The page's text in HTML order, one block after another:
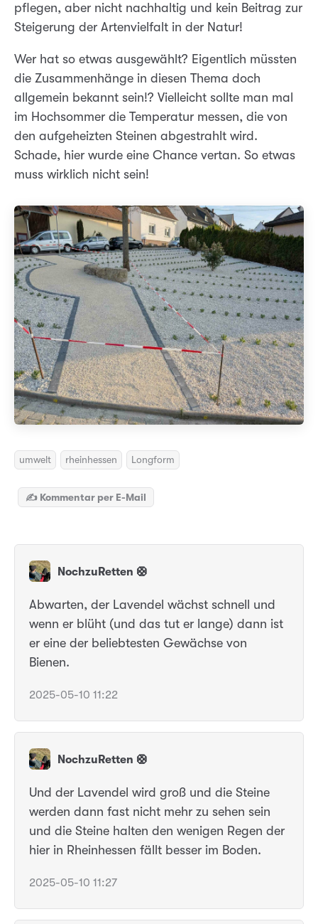
pflegen, aber nicht nachhaltig und kein Beitrag zur
Steigerung der Artenvielfalt in der Natur!
Wer hat so etwas ausgewählt? Eigentlich müssten
die Zusammenhänge in diesen Thema doch
allgemein bekannt sein!? Vielleicht sollte man mal
im Hochsommer die Temperatur messen, die von
den aufgeheizten Steinen abgestrahlt wird.
Schade, hier wurde eine Chance vertan. So etwas
muss wirklich nicht sein!
umwelt rheinhessen Longform
✍️ Kommentar per E-Mail
NochzuRetten 🛟
Abwarten, der Lavendel wächst schnell und
wenn er blüht (und das tut er lange) dann ist
er eine der beliebtesten Gewächse von
Bienen.
2025-05-10 11:22
NochzuRetten 🛟
Und der Lavendel wird groß und die Steine
werden dann fast nicht mehr zu sehen sein
und die Steine halten den wenigen Regen der
hier in Rheinhessen fällt besser im Boden.
2025-05-10 11:27